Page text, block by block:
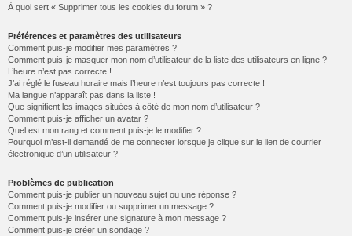
À quoi sert « Supprimer tous les cookies du forum » ?
Préférences et paramètres des utilisateurs
Comment puis-je modifier mes paramètres ?
Comment puis-je masquer mon nom d’utilisateur de la liste des utilisateurs en ligne ?
L’heure n’est pas correcte !
J’ai réglé le fuseau horaire mais l’heure n’est toujours pas correcte !
Ma langue n’apparaît pas dans la liste !
Que signifient les images situées à côté de mon nom d’utilisateur ?
Comment puis-je afficher un avatar ?
Quel est mon rang et comment puis-je le modifier ?
Pourquoi m’est-il demandé de me connecter lorsque je clique sur le lien de courrier
électronique d’un utilisateur ?
Problèmes de publication
Comment puis-je publier un nouveau sujet ou une réponse ?
Comment puis-je modifier ou supprimer un message ?
Comment puis-je insérer une signature à mon message ?
Comment puis-je créer un sondage ?